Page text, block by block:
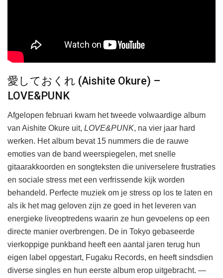
愛しておくれ (Aishite Okure) –
LOVE&PUNK
Afgelopen februari kwam het tweede volwaardige album
van Aishite Okure uit, LOVE&PUNK, na vier jaar hard
werken. Het album bevat 15 nummers die de rauwe
emoties van de band weerspiegelen, met snelle
gitaarakkoorden en songteksten die universelere frustraties
en sociale stress met een verfrissende kijk worden
behandeld. Perfecte muziek om je stress op los te laten en
als ik het mag geloven zijn ze goed in het leveren van
energieke liveoptredens waarin ze hun gevoelens op een
directe manier overbrengen. De in Tokyo gebaseerde
vierkoppige punkband heeft een aantal jaren terug hun
eigen label opgestart, Fugaku Records, en heeft sindsdien
diverse singles en hun eerste album erop uitgebracht. —